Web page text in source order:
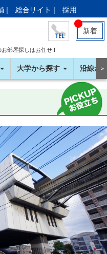
| 総合サイト | 採用
新着
部屋探しはお任せ!!
大学から探す 沿線か＞